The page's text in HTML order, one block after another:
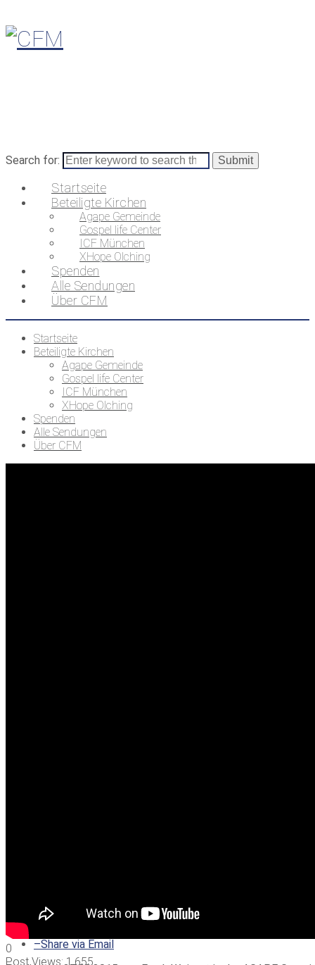
Search for:
Startseite
Beteiligte Kirchen
Agape Gemeinde
Gospel life Center
ICF München
XHope Olching
Spenden
Alle Sendungen
Über CFM
Startseite
Beteiligte Kirchen
Agape Gemeinde
Gospel life Center
ICF München
XHope Olching
Spenden
Alle Sendungen
Über CFM
0
Post Views: 1.655
Share on Twitter
–Share on Facebook
–Share via Email